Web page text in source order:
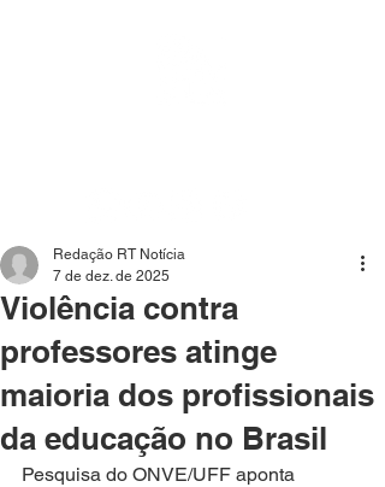
Violência contra
professores atinge
maioria dos profissionais
da educação no Brasil
Redação RT Notícia
7 de dez. de 2025
Pesquisa do ONVE/UFF aponta